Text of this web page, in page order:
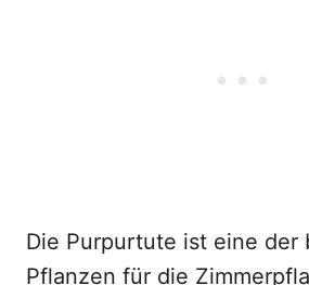
Die Purpurtute ist eine der
Pflanzen für die